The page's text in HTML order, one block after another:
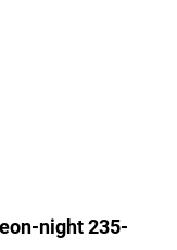
night 235-